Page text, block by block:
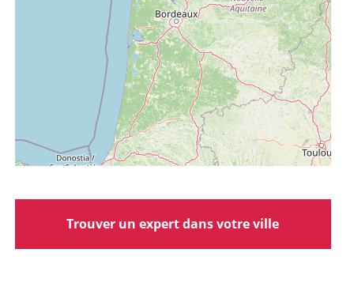
Trouver un expert dans votre ville